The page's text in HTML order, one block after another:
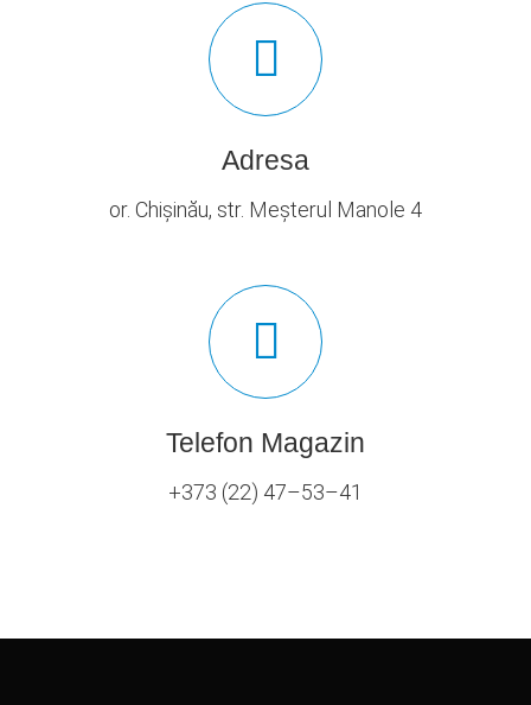
Adresa
or. Chișinău, str. Meșterul Manole 4
Telefon Magazin
+373 (22) 47–53–41